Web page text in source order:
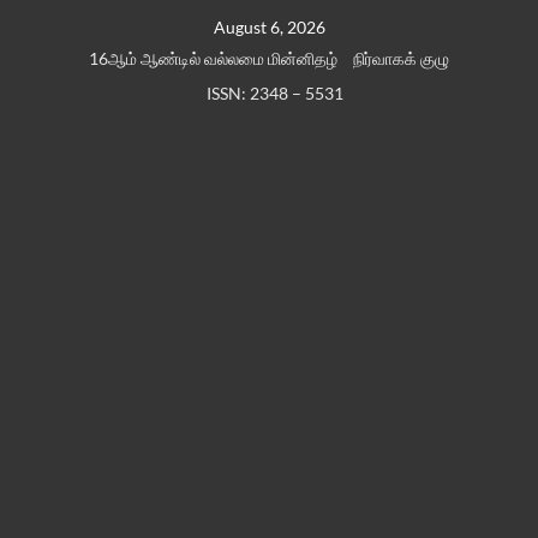
August 6, 2026
16ஆம் ஆண்டில் வல்லமை மின்னிதழ்
நிர்வாகக் குழு
ISSN: 2348 – 5531